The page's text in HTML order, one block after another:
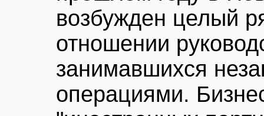
возбужден целый
отношении
занимавшихся
операциями.